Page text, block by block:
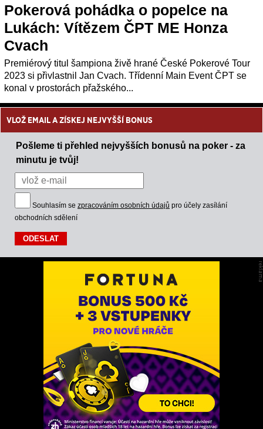
Pokerová pohádka o popelce na
Lukách: Vítězem ČPT ME Honza
Cvach
Premiérový titul šampiona živě hrané České Pokerové Tour
2023 si přivlastnil Jan Cvach. Třídenní Main Event ČPT se
konal v prostorách přažského...
VLOŽ EMAIL A ZÍSKEJ NEJVYŠŠÍ BONUS
Pošleme ti přehled nejvyšších bonusů na poker - za
minutu je tvůj!
Souhlasím se zpracováním osobních údajů pro účely zasílání
obchodních sdělení